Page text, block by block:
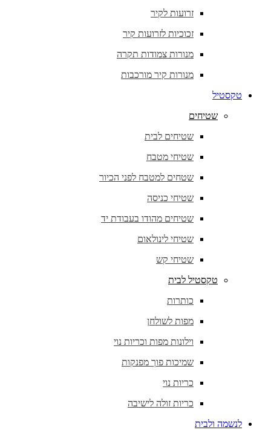
זרועות לקיר
זכוכיות לזרועות קיר
מנורות צמודות תקרה
מנורות קיר מורכבות
טקסטיל
שטיחים
שטיחים לבית
שטיחי מטבח
שטחים למטבח לפני הכיור
שטיחי כניסה
שטיחים מהודו בעבודת יד
שטיחי לינולאום
שטיחי קש
טקסטיל לבית
כותרות
מפות לשולחן
וילונות מפות וכריות נוי
שמיכות פוך מפנקות
כריות נוי
כריות זולה לישיבה
לנשמה ולבית